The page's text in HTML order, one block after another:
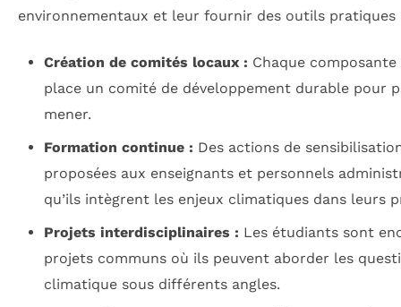
environnementaux et leur fournir des outils pratiques
Création de comités locaux : Chaque
place un comité de développement durable pour
mener.
Formation continue : Des actions de
proposées aux enseignants et personnels
qu’ils intègrent les enjeux climatiques dans leurs
Projets interdisciplinaires : Les étudiants sont
projets communs où ils peuvent aborder les
climatique sous différents angles.